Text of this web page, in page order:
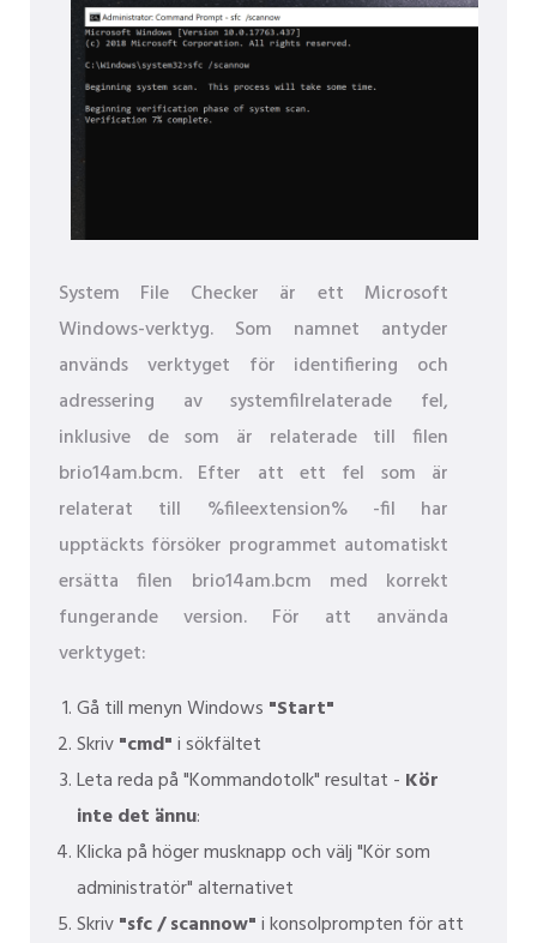
System File Checker är ett Microsoft
Windows-verktyg. Som namnet antyder
används verktyget för identifiering och
adressering av systemfilrelaterade fel,
inklusive de som är relaterade till filen
brio14am.bcm. Efter att ett fel som är
relaterat till %fileextension% -fil har
upptäckts försöker programmet automatiskt
ersätta filen brio14am.bcm med korrekt
fungerande version. För att använda
verktyget:
Gå till menyn Windows "Start"
Skriv"cmd"i sökfältet
Leta reda på "Kommandotolk" resultat - Kör
inte det ännu:
Klicka på höger musknapp och välj "Kör som
administratör" alternativet
Skriv"sfc / scannow"i konsolprompten för att